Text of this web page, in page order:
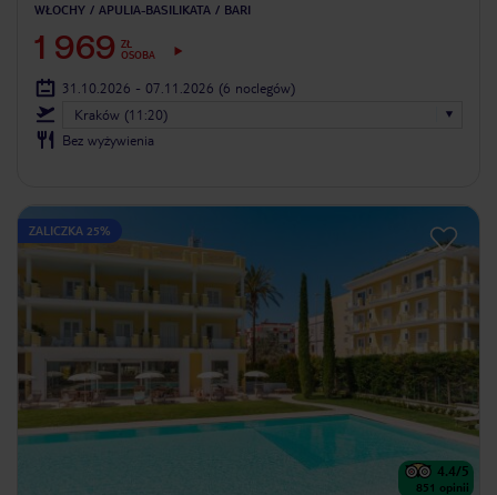
WŁOCHY APULIA-BASILIKATA BARI
1 969 ZŁ
OSOBA
31.10.2026 - 07.11.2026 (6 noclegów)
Kraków (11:20)
Bez wyżywienia
ZALICZKA 25%
4.4/5
851 opinii